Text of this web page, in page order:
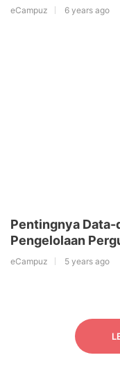
eCampuz 6 years ago
Pentingnya Data-
Pengelolaan
eCampuz 5 years ago